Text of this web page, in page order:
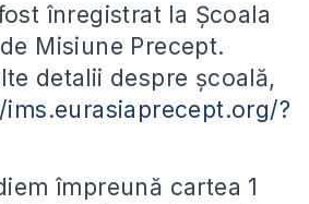
înregistrat la Școala
Misiune Precept.
detalii despre școală,
?
împreună cartea 1